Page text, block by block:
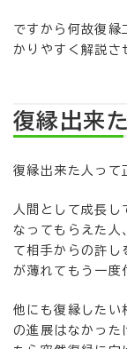
ですから何故復
かりやすく解説さ
復縁出来
復縁出来た人って
人間として成長
なってもらえた人
て相手からの許
が薄れてもう一度
他にも復縁したい
の進展はなかった